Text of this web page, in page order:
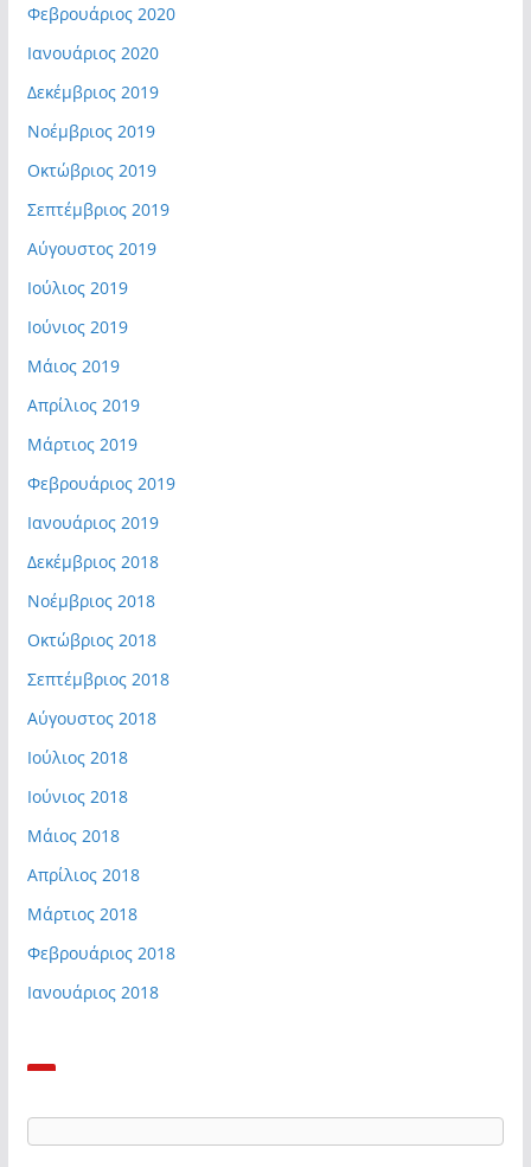
Φεβρουάριος 2020
Ιανουάριος 2020
Δεκέμβριος 2019
Νοέμβριος 2019
Οκτώβριος 2019
Σεπτέμβριος 2019
Αύγουστος 2019
Ιούλιος 2019
Ιούνιος 2019
Μάιος 2019
Απρίλιος 2019
Μάρτιος 2019
Φεβρουάριος 2019
Ιανουάριος 2019
Δεκέμβριος 2018
Νοέμβριος 2018
Οκτώβριος 2018
Σεπτέμβριος 2018
Αύγουστος 2018
Ιούλιος 2018
Ιούνιος 2018
Μάιος 2018
Απρίλιος 2018
Μάρτιος 2018
Φεβρουάριος 2018
Ιανουάριος 2018